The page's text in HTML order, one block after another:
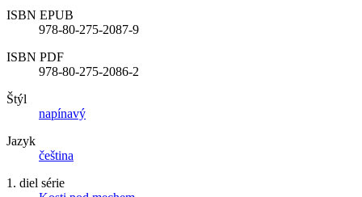
ISBN EPUB
978-80-275-2087-9
ISBN PDF
978-80-275-2086-2
Štýl
napínavý
Jazyk
čeština
1. diel série